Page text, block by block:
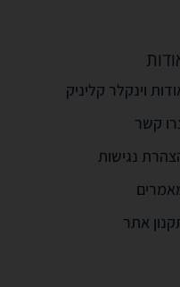
וינקלר קליניק
קשר
נגישות
אתר